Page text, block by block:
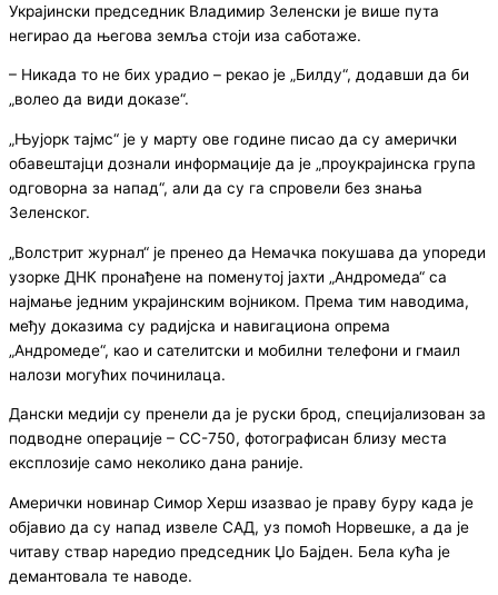
Украјински председник Владимир Зеленски је више пута
негирао да његова земља стоји иза саботаже.
– Никада то не бих урадио – рекао је „Билду“, додавши да би
„волео да види доказе“.
„Њујорк тајмс“ је у марту ове године писао да су амерички
обавештајци дознали информације да је „проукрајинска група
одговорна за напад“, али да су га спровели без знања
Зеленског.
„Волстрит журнал“ је пренео да Немачка покушава да упореди
узорке ДНК пронађене на поменутој јахти „Андромеда“ са
најмање једним украјинским војником. Према тим наводима,
међу доказима су радијска и навигациона опрема
„Андромеде“, као и сателитски и мобилни телефони и гмаил
налози могућих починилаца.
Дански медији су пренели да је руски брод, специјализован за
подводне операције – СС-750, фотографисан близу места
експлозије само неколико дана раније.
Амерички новинар Симор Херш изазвао је праву буру када је
објавио да су напад извеле САД, уз помоћ Норвешке, а да је
читаву ствар наредио председник Џо Бајден. Бела кућа је
демантовала те наводе.